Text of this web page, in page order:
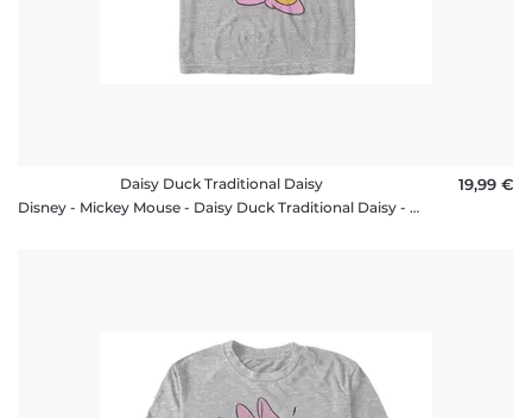
Daisy Duck Traditional Daisy
Disney - Mickey Mouse - Daisy Duck Traditional Daisy - Homme T-shirt
19,99 €